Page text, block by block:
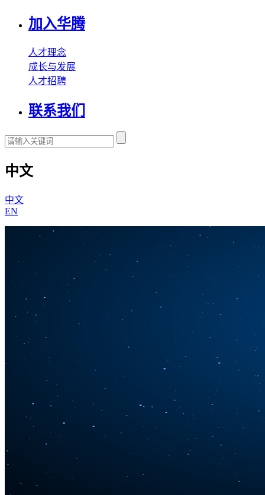
加入华腾
人才理念
成长与发展
人才招聘
联系我们
中文
中文
EN